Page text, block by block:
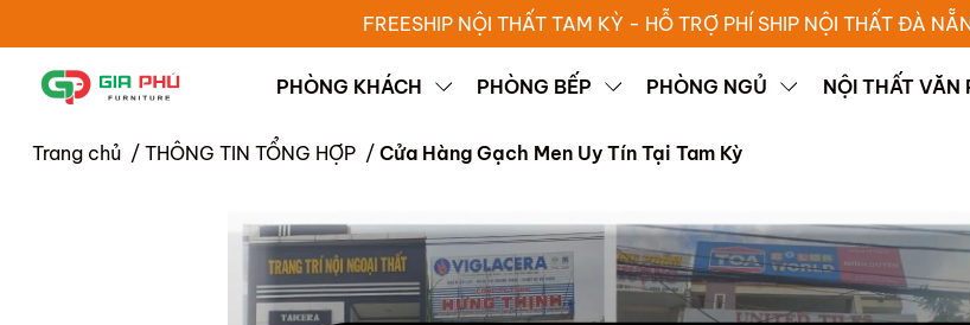
FREESHIP NỘI THẤT TAM KỲ - HỖ TRỢ PHÍ SHIP NỘI THẤT ĐÀ
PHÒNG KHÁCH PHÒNG BẾP PHÒNG NGỦ NỘI THẤT VĂN
Trang chủ / THÔNG TIN TỔNG HỢP / Cửa Hàng Gạch Men Uy Tín Tại Tam Kỳ